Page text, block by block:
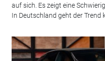
auf sich. Es zeigt eine
In Deutschland geht der Trend